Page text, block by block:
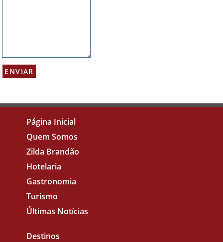
Página Inicial
Quem Somos
Zilda Brandão
Hotelaria
Gastronomia
Turismo
Últimas Notícias
Destinos